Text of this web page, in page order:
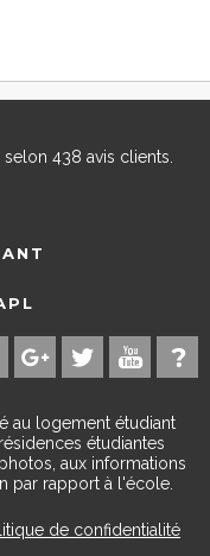
selon 438 avis clients.
au logement étudiant
étudiantes
aux informations
par rapport à l'école.
de confidentialité